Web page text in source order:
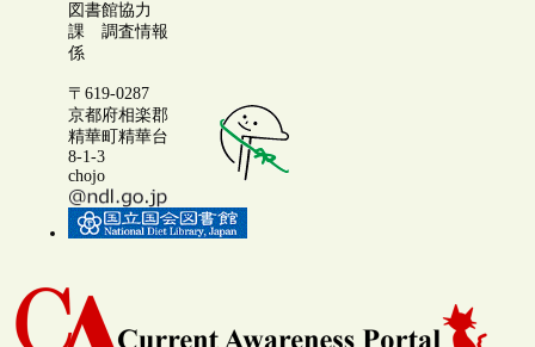
図書館協力
課 調査情報
係
〒619-0287
京都府相楽郡
精華町精華台
8-1-3
chojo